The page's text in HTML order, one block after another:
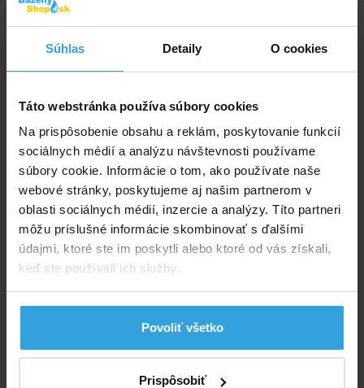
Súhlas Detaily O cookies
Táto webstránka používa súbory cookies
Na prispôsobenie obsahu a reklám, poskytovanie funkcií
sociálnych médií a analýzu návštevnosti používame
súbory cookie. Informácie o tom, ako používate naše
webové stránky, poskytujeme aj našim partnerom v
oblasti sociálnych médií, inzercie a analýzy. Títo partneri
môžu príslušné informácie skombinovať s ďalšími
údajmi, ktoré ste im poskytli alebo ktoré od vás získali,
keď ste používali ich služby.
Povoliť všetko
Prispôsobiť
Compactal Gél – kyslý viskózny prostriedok na
čistenie stien, odstraňuje:
nepoškodzuje chlórkaučukové farby a nátery
Prípravok sa nesmie nechať zaschnúť na stenách
bazéna. Ošetrované plochy je vždy nutné dôkladne
opláchnuť, aby sa prípravok nedostal do bazénovej
vody počas napúšťania. Vysoko účinný prípravok.
Bazény a ich okolie či príslušenstvo sú neustále
zanášané rozdielnymi druhmi znečistenia zo svojho
produkty, ktoré sú rokmi preverené v súkromnom
Návod na použitie:Na čistenie stien je potrebné ľahko
znížiť hladinu vody. Prípravok naneste pomocou huby